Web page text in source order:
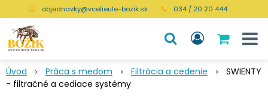
objednavky@vcelieule-bozik.sk 034 / 20 20 444
Úvod Práca s medom Filtrácia a cedenie
SWIENTY
- filtračné a cediace systémy